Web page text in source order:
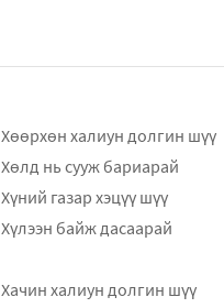
Хөөрхөн халиун долгин шүү
Хөлд нь сууж бариарай
Хүний газар хэцүү шүү
Хүлээн байж дасаарай
Хачин халиун долгин шүү